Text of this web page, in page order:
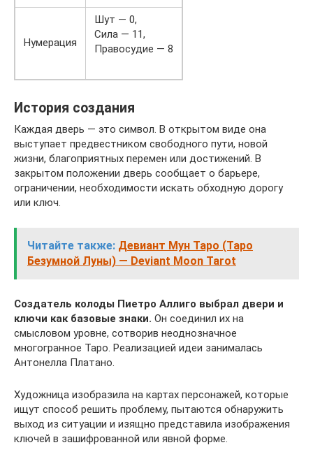
Нумерация
Шут — 0,
Сила — 11,
Правосудие — 8
История создания
Каждая дверь — это символ. В открытом виде она
выступает предвестником свободного пути, новой
жизни, благоприятных перемен или достижений. В
закрытом положении дверь сообщает о барьере,
ограничении, необходимости искать обходную дорогу
или ключ.
Читайте также: Девиант Мун Таро (Таро
Безумной Луны) — Deviant Moon Tarot
Создатель колоды Пиетро Аллиго выбрал двери и
ключи как базовые знаки. Он соединил их на
смысловом уровне, сотворив неоднозначное
многогранное Таро. Реализацией идеи занималась
Антонелла Платано.
Художница изобразила на картах персонажей, которые
ищут способ решить проблему, пытаются обнаружить
выход из ситуации и изящно представила изображения
ключей в зашифрованной или явной форме.